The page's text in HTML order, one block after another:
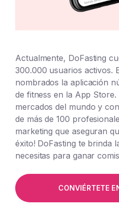
Actualmente, DoFasting
300.000 usuarios activos.
nombrados la aplicación
de fitness en la App Store.
mercados del mundo y
de más de 100
marketing que aseguran
éxito! DoFasting te brinda
necesitas para ganar
CONVIÉRTETE